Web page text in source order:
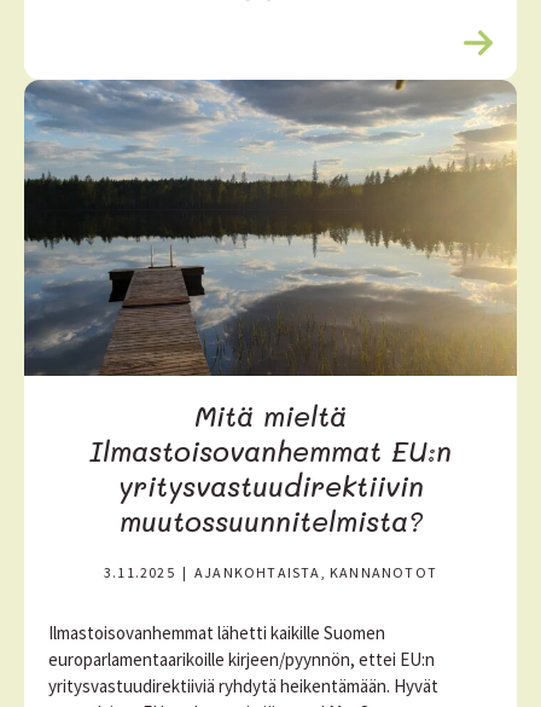
L
e
l
i
s
Mitä mieltä
Ilmastoisovanhemmat EU:n
yritysvastuudirektiivin
muutossuunnitelmista?
3.11.2025 | AJANKOHTAISTA, KANNANOTOT
Ilmastoisovanhemmat lähetti kaikille Suomen
europarlamentaarikoille kirjeen/pyynnön, ettei EU:n
yritysvastuudirektiiviä ryhdytä heikentämään. Hyvät